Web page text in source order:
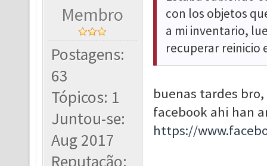
Membro
Postagens:
63
Tópicos: 1
Juntou-se:
Aug 2017
Reputação:
con los objetos
a mi inventario,
recuperar reinicio
buenas tardes
facebook ahi han
https://